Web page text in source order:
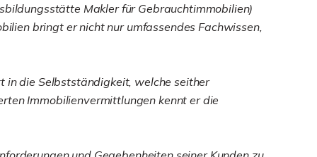
Makler für Gebrauchtimmobilien)
bringt er nicht nur umfassendes Fachwissen,
in die Selbstständigkeit, welche seither
Immobilienvermittlungen kennt er die